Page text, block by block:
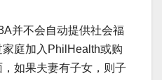
并不会自动提供社会福
庭加入PhilHealth或购
如果夫妻有子女，则子